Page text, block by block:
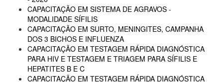
CAPACITAÇÃO EM SISTEMA DE AGRAVOS -
MODALIDADE SÍFILIS
CAPACITAÇÃO EM SURTO, MENINGITES, CAMPANHA
DOS 3 BICHOS E INFLUENZA
CAPACITAÇÃO EM TESTAGEM RÁPIDA DIAGNÓSTICA
PARA HIV E TESTAGEM E TRIAGEM PARA SÍFILIS E
HEPATITES B E C
CAPACITAÇÃO EM TESTAGEM RÁPIDA DIAGNÓSTICA